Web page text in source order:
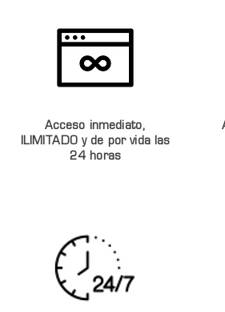
Acceso inmediato,
ILIMITADO y de por vida las
24 horas